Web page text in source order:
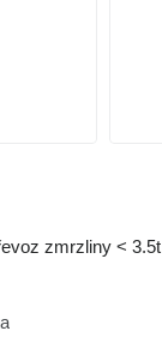
zmrzliny < 3.5t